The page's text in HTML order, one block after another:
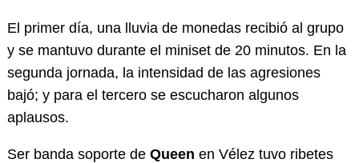
El primer día, una lluvia de monedas recibió al grupo
y se mantuvo durante el miniset de 20 minutos. En la
segunda jornada, la intensidad de las agresiones
bajó; y para el tercero se escucharon algunos
aplausos.
Ser banda soporte de Queen en Vélez tuvo ribetes